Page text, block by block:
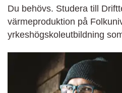
Du behövs. Studera till
värmeproduktion på
yrkeshögskoleutbildning